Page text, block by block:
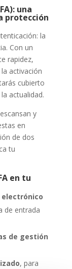
una
protección
la
Con un
rapidez,
activación
cubierto
actualidad.
y
en
de dos
tu
en tu
de entrada
de gestión
, para